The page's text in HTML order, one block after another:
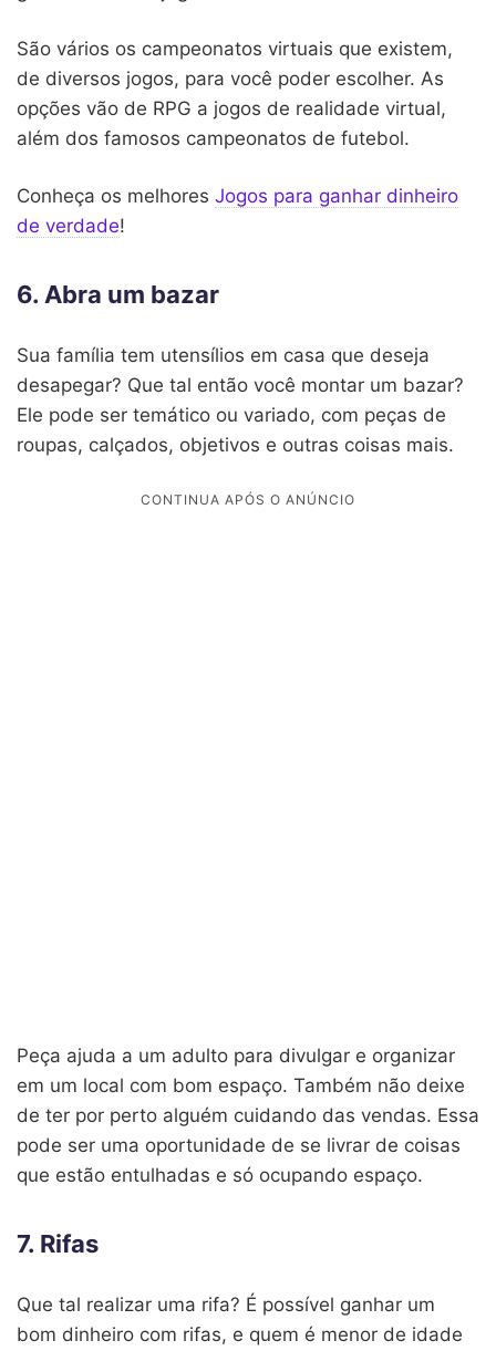
São vários os campeonatos virtuais que existem,
de diversos jogos, para você poder escolher. As
opções vão de RPG a jogos de realidade virtual,
além dos famosos campeonatos de futebol.
Conheça os melhores Jogos para ganhar dinheiro
de verdade!
6. Abra um bazar
Sua família tem utensílios em casa que deseja
desapegar? Que tal então você montar um bazar?
Ele pode ser temático ou variado, com peças de
roupas, calçados, objetivos e outras coisas mais.
Peça ajuda a um adulto para divulgar e organizar
em um local com bom espaço. Também não deixe
de ter por perto alguém cuidando das vendas. Essa
pode ser uma oportunidade de se livrar de coisas
que estão entulhadas e só ocupando espaço.
7. Rifas
Que tal realizar uma rifa? É possível ganhar um
bom dinheiro com rifas, e quem é menor de idade